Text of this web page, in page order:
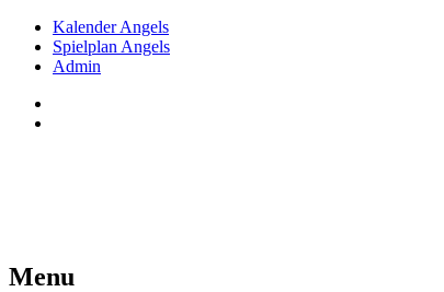
Kalender Angels
Spielplan Angels
Admin
Menu